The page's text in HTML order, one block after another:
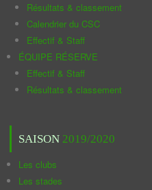
Résultats & classement
Calendrier du CSC
Effectif & Staff
ÉQUIPE RÉSERVE
Effectif & Staff
Résultats & classement
SAISON 2019/2020
Les clubs
Les stades